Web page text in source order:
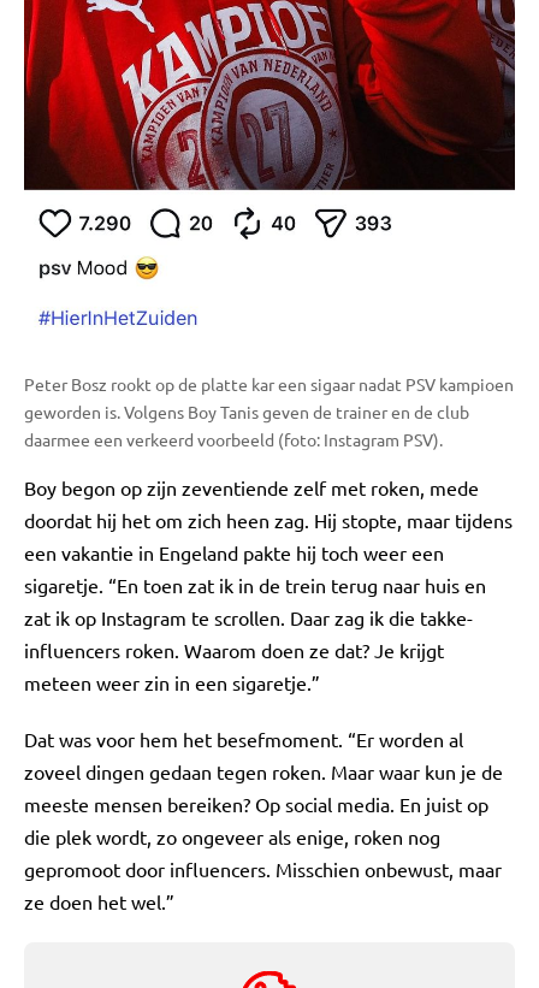
Peter Bosz rookt op de platte kar een sigaar nadat PSV kampioen
geworden is. Volgens Boy Tanis geven de trainer en de club
daarmee een verkeerd voorbeeld (foto: Instagram PSV).
Boy begon op zijn zeventiende zelf met roken, mede
doordat hij het om zich heen zag. Hij stopte, maar tijdens
een vakantie in Engeland pakte hij toch weer een
sigaretje. “En toen zat ik in de trein terug naar huis en
zat ik op Instagram te scrollen. Daar zag ik die takke-
influencers roken. Waarom doen ze dat? Je krijgt
meteen weer zin in een sigaretje.”
Dat was voor hem het besefmoment. “Er worden al
zoveel dingen gedaan tegen roken. Maar waar kun je de
meeste mensen bereiken? Op social media. En juist op
die plek wordt, zo ongeveer als enige, roken nog
gepromoot door influencers. Misschien onbewust, maar
ze doen het wel.”